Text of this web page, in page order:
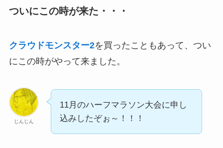
ついにこの時が来た・・・
クラウドモンスター2を買ったこともあって、つい
にこの時がやって来ました。
じんじん
11月のハーフマラソン大会に申し
込みしたぞぉ～！！！